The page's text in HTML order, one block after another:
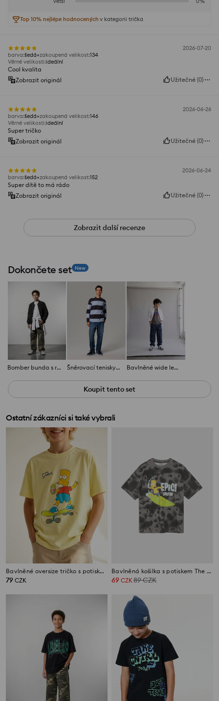
Top 10% nejlépe hodnocených v kategorii trička
2026-07-20
barva:šedá zakoupená velikost:134
Věrné velikosti:ideální
Cool kvalita
Zobrazit originál
Užitečné (0)
2026-06-26
barva:šedá zakoupená velikost:146
Věrné velikosti:ideální
Super tričko
Zobrazit originál
Užitečné (0)
2026-06-24
barva:šedá zakoupená velikost:152
Super dítě to má rádo
Zobrazit originál
Užitečné (0)
Zobrazit další recenze
Dokončete set New
Bomber bunda s reflexními prvky Šněrovací tenisky z imitace semiše Bavlněné wide leg džíny
Koupit tento set
Ostatní zákazníci si také vybrali
Bavlněné oversize tričko s potiskem The Simpsons
79 CZK
Bavlněná košilka s potiskem The Simpsons
69 CZK89CZK